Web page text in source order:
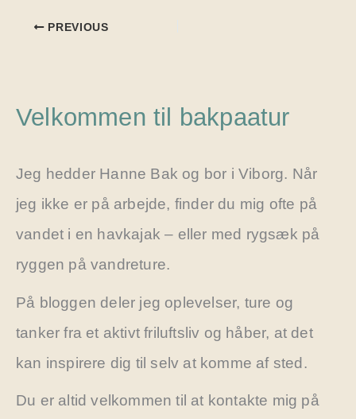
PREVIOUS
Velkommen til bakpaatur
Jeg hedder Hanne Bak og bor i Viborg. Når
jeg ikke er på arbejde, finder du mig ofte på
vandet i en havkajak – eller med rygsæk på
ryggen på vandreture.
På bloggen deler jeg oplevelser, ture og
tanker fra et aktivt friluftsliv og håber, at det
kan inspirere dig til selv at komme af sted.
Du er altid velkommen til at kontakte mig på